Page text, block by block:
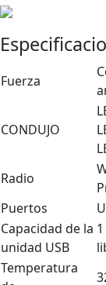
Fuerza
CONDUJO
Radio
Puertos
Capacidad de la
unidad USB
Temperatura